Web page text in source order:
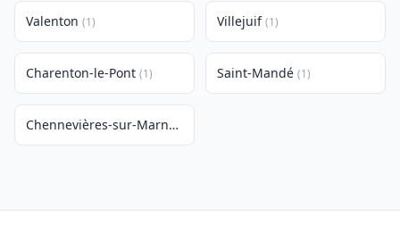
Valenton (1) Villejuif (1)
Charenton-le-Pont (1) Saint-Mandé (1)
Chennevières-sur-Marne